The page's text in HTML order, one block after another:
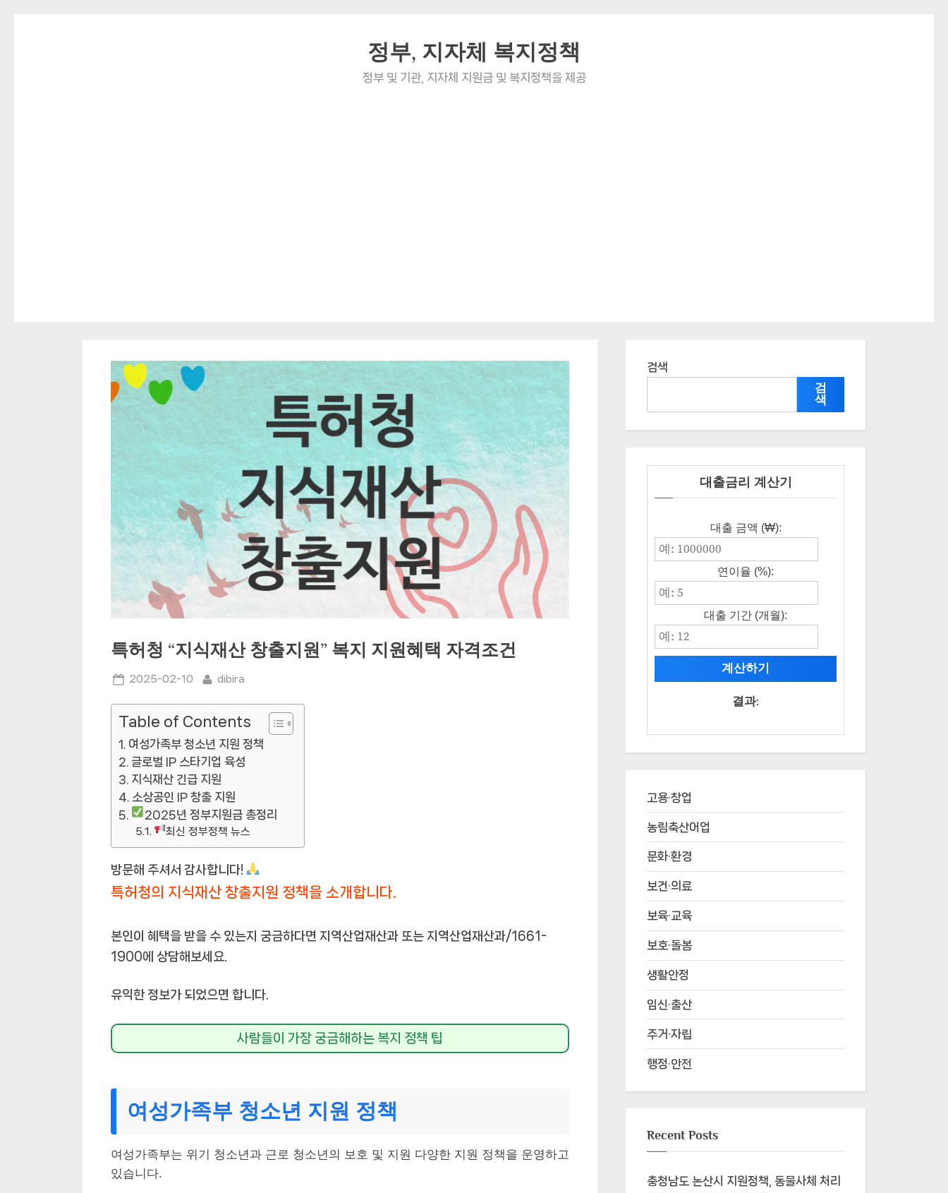
정부, 지자체 복지정책
정부 및 기관, 지자체 지원금 및 복지정책을 제공
특허청 “지식재산 창출지원” 복지 지원혜택 자격조건
Posted
2025-02-10 By
dibira
Table of Contents
여성가족부 청소년 지원 정책
글로벌 IP 스타기업 육성
지식재산 긴급 지원
소상공인 IP 창출 지원
2025년 정부지원금 총정리
최신 정부정책 뉴스
방문해 주셔서 감사합니다!
특허청의 지식재산 창출지원 정책을 소개합니다.
본인이 혜택을 받을 수 있는지 궁금하다면 지역산업재산과 또는 지역산업재산과/1661-
1900에 상담해보세요.
유익한 정보가 되었으면 합니다.
사람들이 가장 궁금해하는 복지 정책 팁
여성가족부 청소년 지원 정책
여성가족부는 위기 청소년과 근로 청소년의 보호 및 지원 다양한 지원 정책을 운영하고
있습니다.
검색
검
색
대출금리 계산기
대출 금액 (₩):
연이율 (%):
대출 기간 (개월):
계산하기
결과:
고용·창업
농림축산어업
문화·환경
보건·의료
보육·교육
보호·돌봄
생활안정
임신·출산
주거·자립
행정·안전
Recent Posts
충청남도 논산시 지원정책, 동물사체 처리